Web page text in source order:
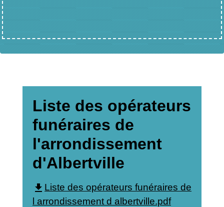
Liste des opérateurs
funéraires de
l'arrondissement
d'Albertville
file_download Liste des opérateurs funéraires de
l arrondissement d albertville.pdf